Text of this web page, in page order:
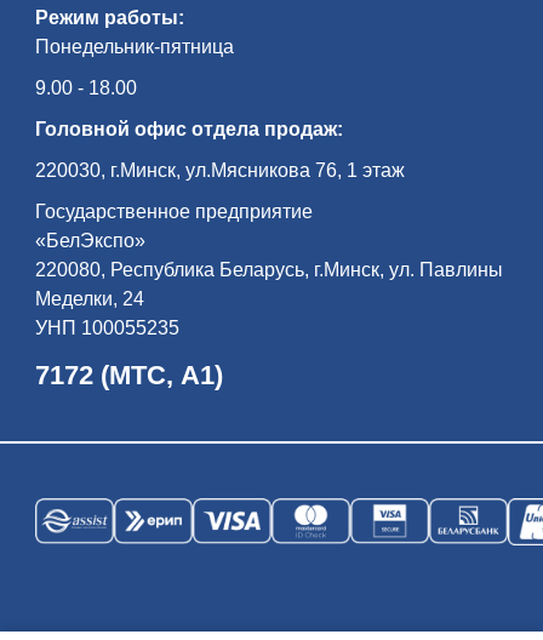
Режим работы:
Понедельник-пятница
9.00 - 18.00
Головной офис отдела продаж:
220030, г.Минск, ул.Мясникова 76, 1 этаж
Государственное предприятие
«БелЭкспо»
220080, Республика Беларусь, г.Минск, ул. Павлины
Меделки, 24
УНП 100055235
7172 (МТС, А1)